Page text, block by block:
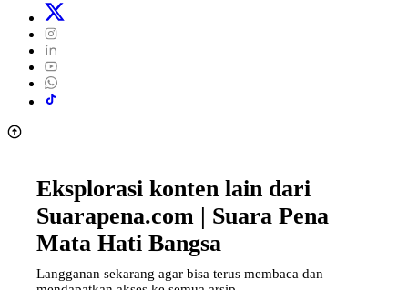
Eksplorasi konten lain dari
Suarapena.com | Suara Pena
Mata Hati Bangsa
Langganan sekarang agar bisa terus membaca dan